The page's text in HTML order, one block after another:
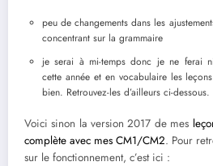
peu de changements dans les
concentrant sur la grammaire
je serai à mi-temps donc je ne ferai
cette année et en vocabulaire les
bien. Retrouvez-les d’ailleurs ci-dessous.
Voici sinon la version 2017 de mes
complète avec mes CM1/CM2. Pour
sur le fonctionnement, c’est ici :